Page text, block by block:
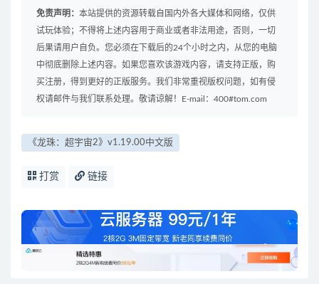
免责声明： 本站提供的资源转载自国内外各大媒体和网络，仅供
试玩体验；不得将上述内容用于商业或者非法用途，否则，一切
后果请用户自负。您必须在下载后的24个小时之内，从您的电脑
中彻底删除上述内容。如果您喜欢该游戏内容，请支持正版，购
买注册，得到更好的正版服务。我们非常重视版权问题，如有侵
权请邮件与我们联系处理。敬请谅解！E-mail：400#tom.com
《龙珠：超宇宙2》v1.19.00中文版
打赏 链接